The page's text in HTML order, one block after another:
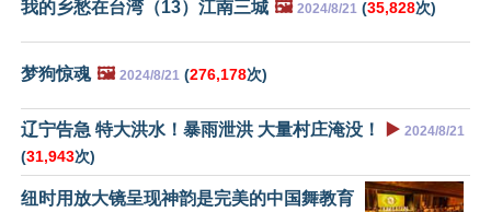
我的乡愁在台湾（13）江南三城 🖼️ 2024/8/21 (35,828次)
梦狗惊魂 🖼️ 2024/8/21 (276,178次)
辽宁告急 特大洪水！暴雨泄洪 大量村庄淹没！ ▶️ 2024/8/21
(31,943次)
纽时用放大镜呈现神韵是完美的中国舞教育